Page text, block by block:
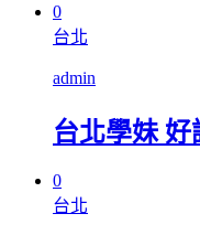
0
台北
admin
台北學妹
0
台北